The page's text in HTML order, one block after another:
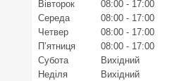
Вівторок
08:00
17:00
Середа
08:00
17:00
Четвер
08:00
17:00
Пʼятниця
08:00
17:00
Субота
Вихідний
Неділя
Вихідний